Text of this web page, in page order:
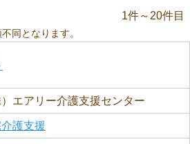
1件～20件目
同となります。
）エアリー介護支援センター
護支援